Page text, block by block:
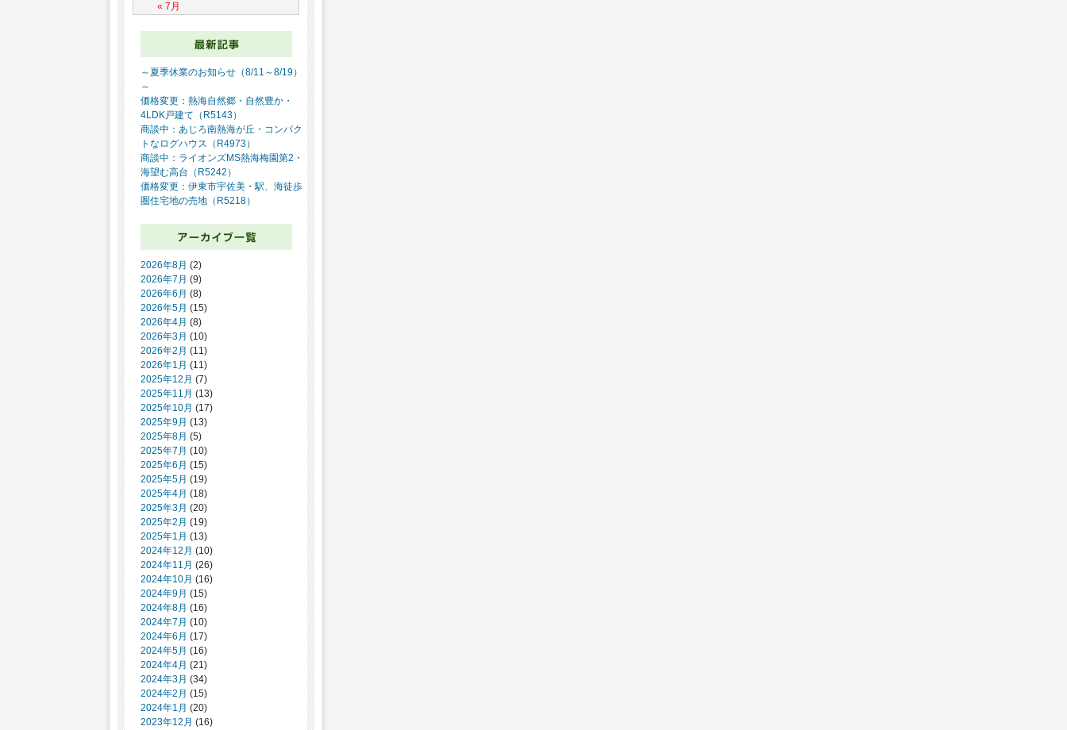
« 7月
～夏季休業のお知らせ（8/11～8/19）
～
価格変更：熱海自然郷・自然豊か・
4LDK戸建て（R5143）
商談中：あじろ南熱海が丘・コンパク
トなログハウス（R4973）
商談中：ライオンズMS熱海梅園第2・
海望む高台（R5242）
価格変更：伊東市宇佐美・駅、海徒歩
圏住宅地の売地（R5218）
2026年8月 (2)
2026年7月 (9)
2026年6月 (8)
2026年5月 (15)
2026年4月 (8)
2026年3月 (10)
2026年2月 (11)
2026年1月 (11)
2025年12月 (7)
2025年11月 (13)
2025年10月 (17)
2025年9月 (13)
2025年8月 (5)
2025年7月 (10)
2025年6月 (15)
2025年5月 (19)
2025年4月 (18)
2025年3月 (20)
2025年2月 (19)
2025年1月 (13)
2024年12月 (10)
2024年11月 (26)
2024年10月 (16)
2024年9月 (15)
2024年8月 (16)
2024年7月 (10)
2024年6月 (17)
2024年5月 (16)
2024年4月 (21)
2024年3月 (34)
2024年2月 (15)
2024年1月 (20)
2023年12月 (16)